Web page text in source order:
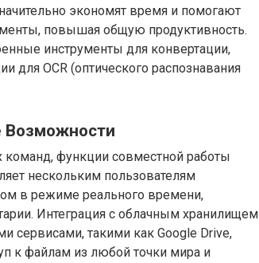
экономят время и помогают
повышая общую продуктивность.
инструменты для конвертации,
для OCR (оптического распознавания
Возможности
команд, функции совместной работы
нескольким пользователям
в режиме реального времени,
Интеграция с облачным хранилищем
сервисами, такими как Google Drive,
к файлам из любой точки мира и